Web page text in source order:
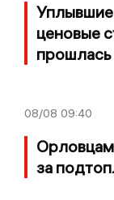
ценовые
08/08 09:40
Орловцам
за